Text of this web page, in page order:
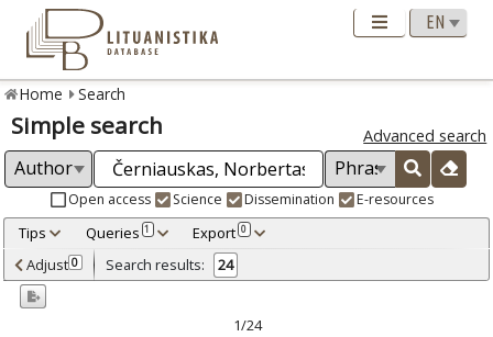
Home Search
Simple search Advanced search
Open access Science Dissemination E-resources
Tips Queries 1 Export 0
Adjusted by criteria 0
Year
Adjust 0 Search results: 24
1/24